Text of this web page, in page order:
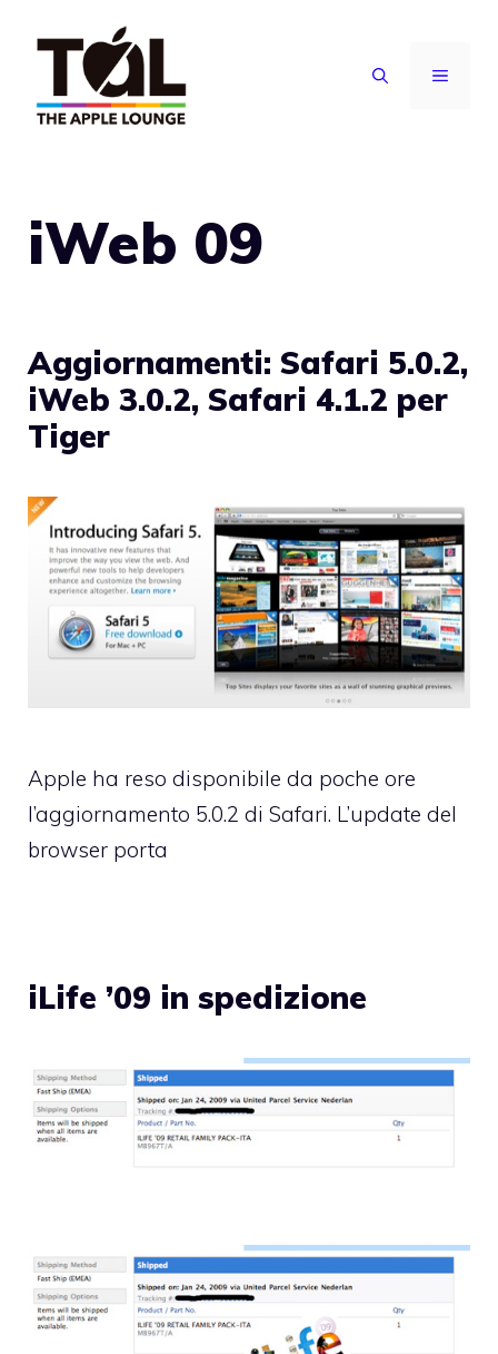
contenuto
MENU
iWeb 09
Aggiornamenti: Safari 5.0.2,
iWeb 3.0.2, Safari 4.1.2 per
Tiger
Apple ha reso disponibile da poche ore
l’aggiornamento 5.0.2 di Safari. L’update del
browser porta
iLife ’09 in spedizione